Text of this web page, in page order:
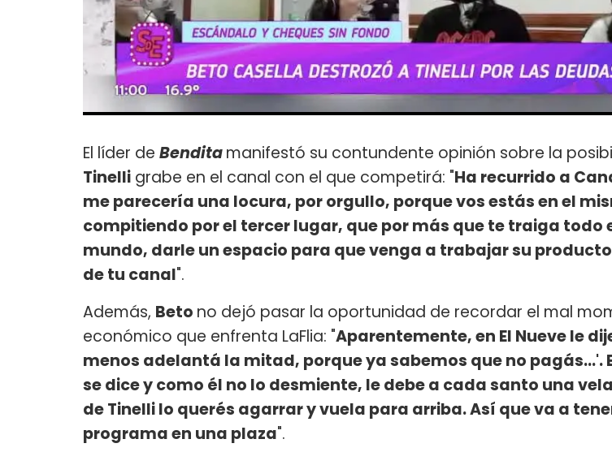
El líder de Benditamanifestó su contundente opinión sobre la
Tinelli grabe en el canal con el que competirá: "Ha recurrido a
me parecería una locura, por orgullo, porque vos estás en el
compitiendo por el tercer lugar, que por más que te traiga todo
mundo, darle un espacio para que venga a trabajar su
de tu canal".
Además, Beto no dejó pasar la oportunidad de recordar el mal
económico que enfrenta LaFlia: "Aparentemente, en El Nueve le
menos adelantá la mitad, porque ya sabemos que no pagás...'.
se dice y como él no lo desmiente, le debe a cada santo una
de Tinelli lo querés agarrar y vuela para arriba. Así que va a
programa en una plaza".